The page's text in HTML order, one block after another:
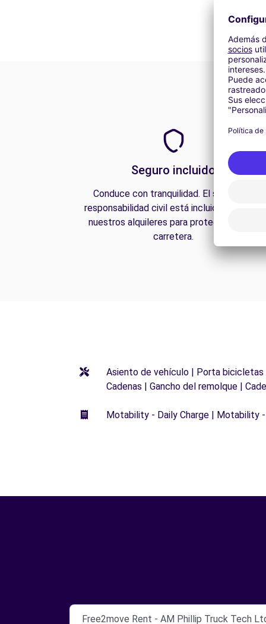
Seguro incluido
Conduce con tranquilidad. El seguro de
responsabilidad civil está incluido en todos
nuestros alquileres para protegerte en la
carretera.
Asiento de vehículo | Porta bicicletas
Cadenas | Gancho del remolque |
Motability - Daily Charge | Motability
Free2move Rent - AM Phillip Truck Tech